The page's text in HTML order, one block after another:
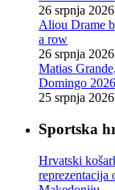
26 srpnja 2026
Aliou Drame
a row
26 srpnja 2026
Matias
Domingo 2026
25 srpnja 2026
Sportska
Hrvatski
reprezentacija